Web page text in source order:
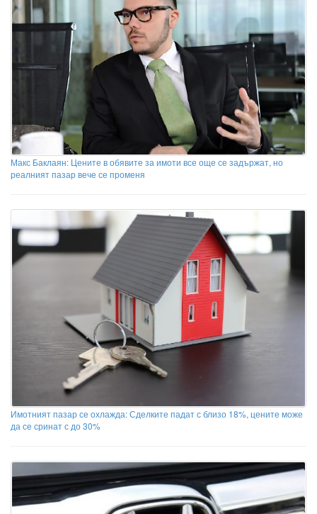
Макс Баклаян: Цените в обявите за имоти все още се задържат, но
реалният пазар вече се променя
Имотният пазар се охлажда: Сделките падат с близо 18%, цените може
да се сринат с до 30%